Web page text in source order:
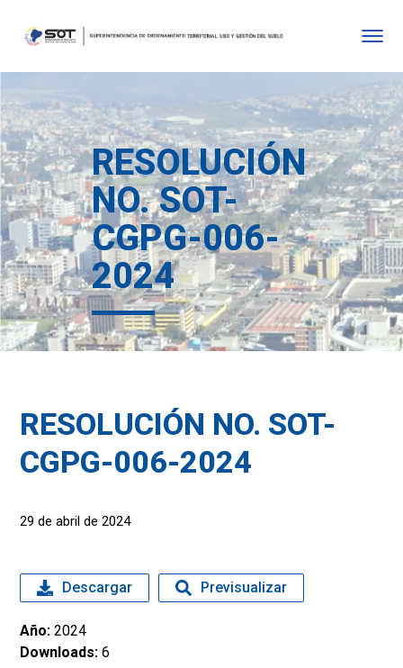
RESOLUCIÓN
NO. SOT-
CGPG-006-
2024
RESOLUCIÓN NO. SOT-
CGPG-006-2024
29 de abril de 2024
Descargar Previsualizar
Año: 2024
Downloads:6